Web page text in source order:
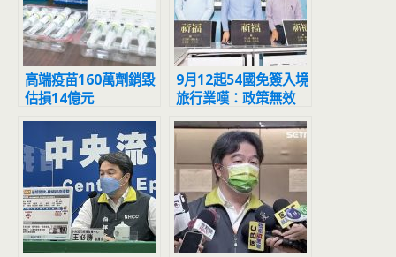
高端疫苗160萬劑銷毀
估損14億元
9月12起54國免簽入境
旅行業嘆：政策無效
「玩假的」